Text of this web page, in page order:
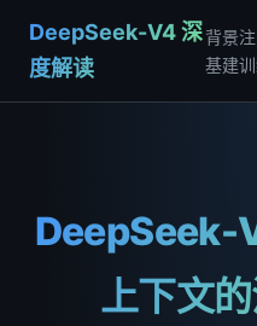
DeepSeek-V4 深
度解读
背景
基建
DeepSeek-
上下文